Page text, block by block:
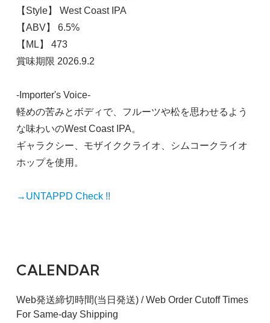
【Style】 West Coast IPA
【ABV】 6.5%
【ML】 473
賞味期限 2026.9.2
-Importer's Voice-
軽めの苦みとボディで、フルーツや松を思わせるよう
な味わいのWest Coast IPA。
ギャラクシー、モザイククライオ、シムコークライオ
ホップを使用。
→UNTAPPD Check !!
CALENDAR
Web発送締切時間(当日発送) / Web Order Cutoff Times
For Same-day Shipping